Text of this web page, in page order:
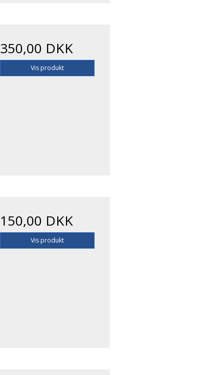
350,00 DKK
Vis produkt
150,00 DKK
Vis produkt